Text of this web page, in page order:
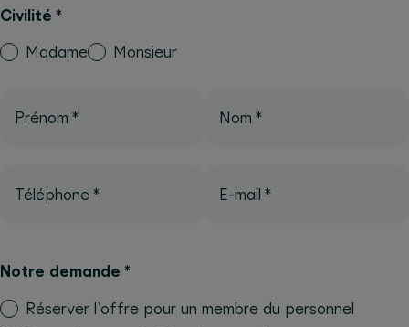
Civilité *
Madame Monsieur
Prénom * Nom *
Téléphone * E-mail *
Notre demande *
Réserver l’offre pour un membre du personnel